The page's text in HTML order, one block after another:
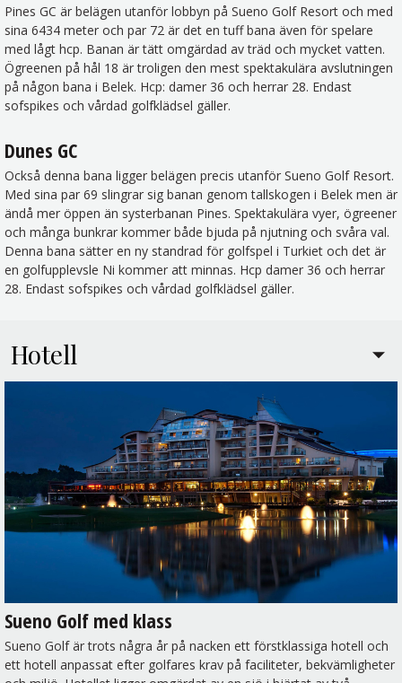
Pines GC är belägen utanför lobbyn på Sueno Golf Resort och med
sina 6434 meter och par 72 är det en tuff bana även för spelare
med lågt hcp. Banan är tätt omgärdad av träd och mycket vatten.
Ögreenen på hål 18 är troligen den mest spektakulära avslutningen
på någon bana i Belek. Hcp: damer 36 och herrar 28. Endast
sofspikes och vårdad golfklädsel gäller.
Dunes GC
Också denna bana ligger belägen precis utanför Sueno Golf Resort.
Med sina par 69 slingrar sig banan genom tallskogen i Belek men är
ändå mer öppen än systerbanan Pines. Spektakulära vyer, ögreener
och många bunkrar kommer både bjuda på njutning och svåra val.
Denna bana sätter en ny standrad för golfspel i Turkiet och det är
en golfupplevsle Ni kommer att minnas. Hcp damer 36 och herrar
28. Endast sofspikes och vårdad golfklädsel gäller.
Hotell
Sueno Golf med klass
Sueno Golf är trots några år på nacken ett förstklassiga hotell och
ett hotell anpassat efter golfares krav på faciliteter, bekvämligheter